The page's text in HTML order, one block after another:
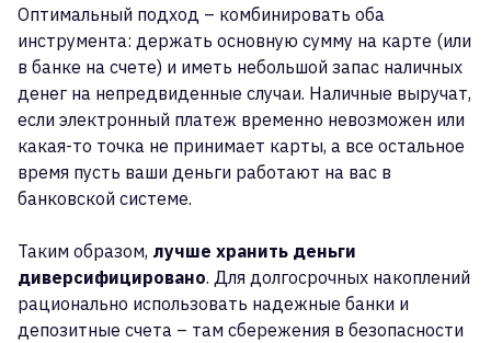
Оптимальный подход – комбинировать оба
инструмента: держать основную сумму на карте (или
в банке на счете) и иметь небольшой запас наличных
денег на непредвиденные случаи. Наличные выручат,
если электронный платеж временно невозможен или
какая-то точка не принимает карты, а все остальное
время пусть ваши деньги работают на вас в
банковской системе.
Таким образом, лучше хранить деньги
диверсифицировано. Для долгосрочных накоплений
рационально использовать надежные банки и
депозитные счета – там сбережения в безопасности